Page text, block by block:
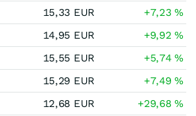
15,33 EUR +7,23%
14,95 EUR +9,92%
15,55 EUR +5,74%
15,29 EUR +7,49%
12,68 EUR +29,68%